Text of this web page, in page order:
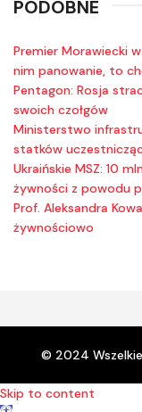
PODOBNE
Premier Morawiecki
nim panowanie, to
Pentagon: Rosja
swoich czołgów
Ministerstwo
statków
Ukraińskie MSZ: 10
żywności z powodu
Prof. Aleksandra
żywnościowo
© 2024 Wszelkie
Skip to content